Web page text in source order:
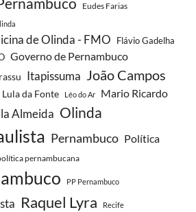
Eudes Farias
de Olinda - FMO Flávio Gadelha
Governo de Pernambuco
Itapissuma João Campos
Lula da Fonte Léo do Ar Mario Ricardo
Almeida Olinda
Pernambuco Política
pernambucana
PP Pernambuco
Raquel Lyra Recife